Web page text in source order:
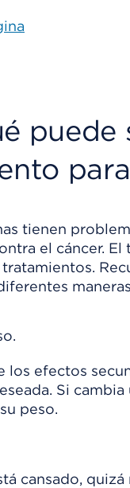
tienen
el cáncer.
los efectos
Si
peso.
cansado,